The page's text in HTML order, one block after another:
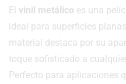
El vinil metálico es una
ideal para superficies
material destaca por su
toque sofisticado a
Perfecto para aplicaciones